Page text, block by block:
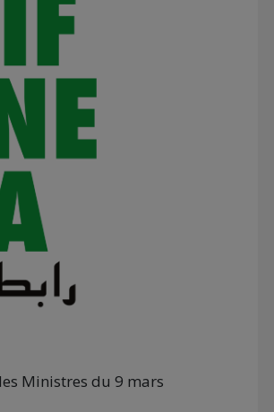
Ministres du 9 mars